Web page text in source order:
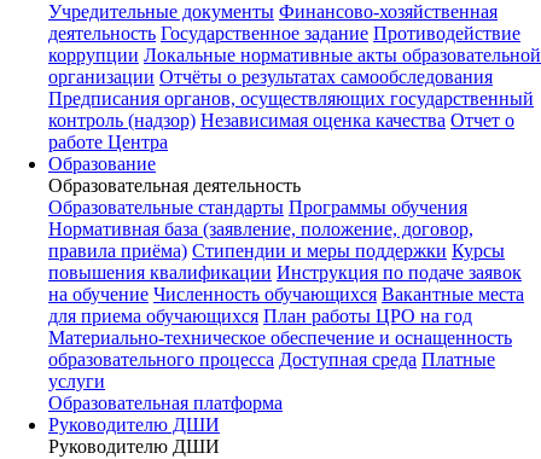
Учредительные документы Финансово-хозяйственная
деятельность Государственное задание Противодействие
коррупции Локальные нормативные акты образовательной
организации Отчёты о результатах самообследования
Предписания органов, осуществляющих государственный
контроль (надзор) Независимая оценка качества Отчет о
работе Центра
Образование
Образовательная деятельность
Образовательные стандарты Программы обучения
Нормативная база (заявление, положение, договор,
правила приёма) Стипендии и меры поддержки Курсы
повышения квалификации Инструкция по подаче заявок
на обучение Численность обучающихся Вакантные места
для приема обучающихся План работы ЦРО на год
Материально-техническое обеспечение и оснащенность
образовательного процесса Доступная среда Платные
услуги
Образовательная платформа
Руководителю ДШИ
Руководителю ДШИ